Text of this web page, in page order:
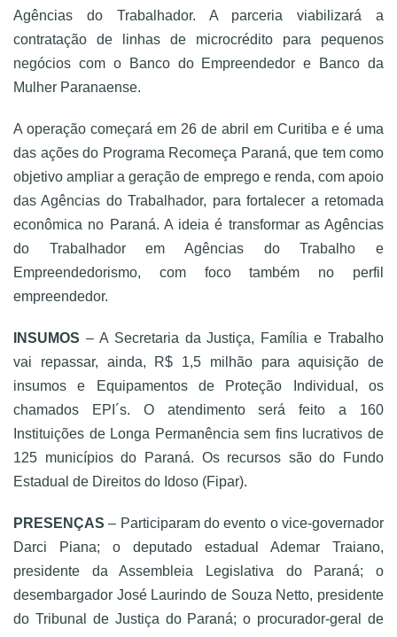
Agências do Trabalhador. A parceria viabilizará a
contratação de linhas de microcrédito para pequenos
negócios com o Banco do Empreendedor e Banco da
Mulher Paranaense.
A operação começará em 26 de abril em Curitiba e é uma
das ações do Programa Recomeça Paraná, que tem como
objetivo ampliar a geração de emprego e renda, com apoio
das Agências do Trabalhador, para fortalecer a retomada
econômica no Paraná. A ideia é transformar as Agências
do Trabalhador em Agências do Trabalho e
Empreendedorismo, com foco também no perfil
empreendedor.
INSUMOS – A Secretaria da Justiça, Família e Trabalho
vai repassar, ainda, R$ 1,5 milhão para aquisição de
insumos e Equipamentos de Proteção Individual, os
chamados EPI´s. O atendimento será feito a 160
Instituições de Longa Permanência sem fins lucrativos de
125 municípios do Paraná. Os recursos são do Fundo
Estadual de Direitos do Idoso (Fipar).
PRESENÇAS– Participaram do evento o vice-governador
Darci Piana; o deputado estadual Ademar Traiano,
presidente da Assembleia Legislativa do Paraná; o
desembargador José Laurindo de Souza Netto, presidente
do Tribunal de Justiça do Paraná; o procurador-geral de